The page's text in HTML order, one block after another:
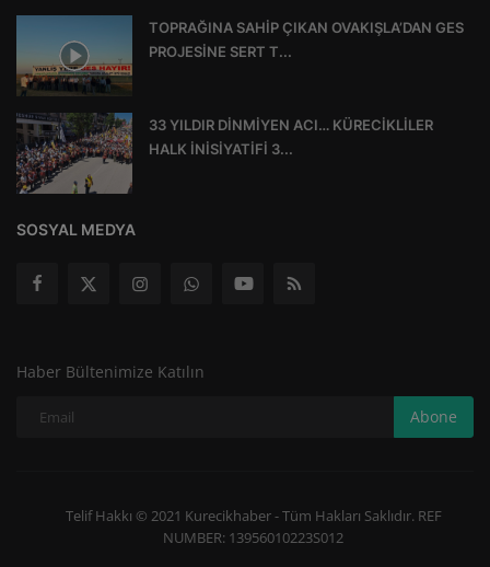
TOPRAĞINA SAHİP ÇIKAN OVAKIŞLA’DAN GES
PROJESİNE SERT T...
33 YILDIR DİNMİYEN ACI… KÜRECİKLİLER
HALK İNİSİYATİFİ 3...
SOSYAL MEDYA
Haber Bültenimize Katılın
Abone
Telif Hakkı © 2021 Kurecikhaber - Tüm Hakları Saklıdır. REF
NUMBER: 13956010223S012